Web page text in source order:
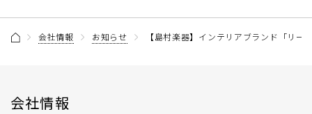
会社情報 お知らせ 【島村楽器】インテリアブランド「リ
会社情報